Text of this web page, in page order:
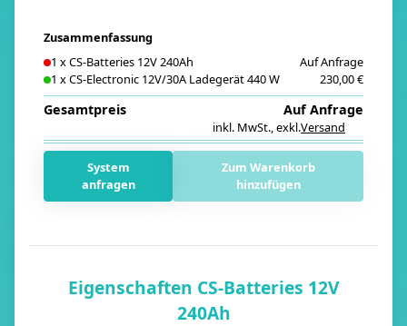
Zusammenfassung
1 xCS-Batteries 12V 240Ah
Auf Anfrage
1 xCS-Electronic 12V/30A Ladegerät 440 W 230,00 €
Gesamtpreis
inkl. MwSt.,exkl.Versand
Auf Anfrage
System
anfragen
Zum Warenkorb
hinzufügen
Eigenschaften CS-Batteries 12V
240Ah